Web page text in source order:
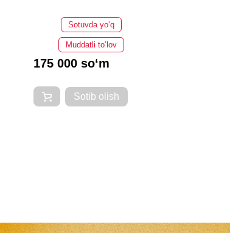
Sotuvda yo‘q
Muddatli to‘lov
175 000 so‘m
Sotib olish